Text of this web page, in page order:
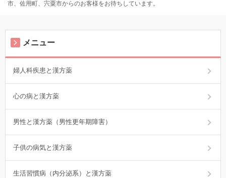
市、佐用町、宍粟市からのお客様をお待ちしています。
メニュー
婦人科疾患と漢方薬
心の病と漢方薬
男性と漢方薬（男性更年期障害）
子供の病気と漢方薬
生活習慣病（内分泌系）と漢方薬